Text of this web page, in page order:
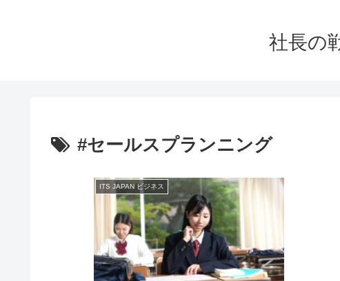
社長の
#セールスプランニング
ITS JAPAN ビジネス